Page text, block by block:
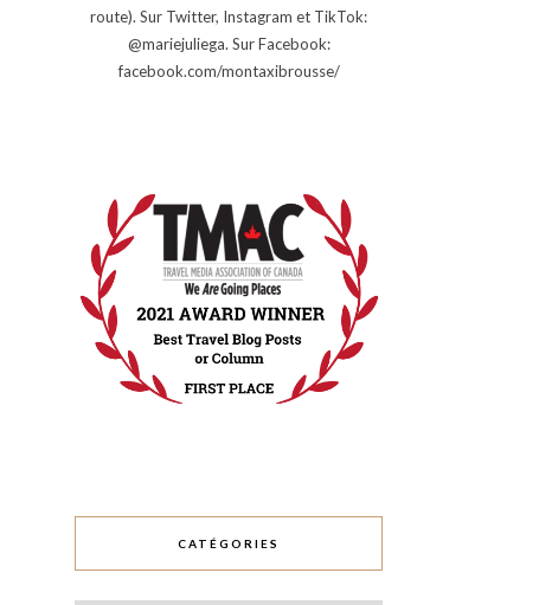
route). Sur Twitter, Instagram et TikTok:
@mariejuliega. Sur Facebook:
facebook.com/montaxibrousse/
CATÉGORIES